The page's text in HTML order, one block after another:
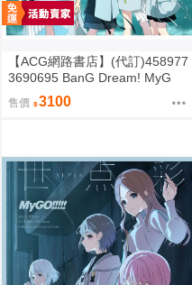
【ACG網路書店】(代訂)458977
3690695 BanG Dream! MyG
O!!!!! 9th單曲「世点彩 世點彩」
BD限定盤
售價 3100